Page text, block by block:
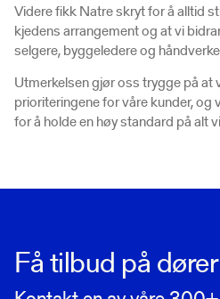
Videre fikk Natre skryt for å alltid
kjedens arrangement og at vi
selgere, byggeledere og
Utmerkelsen gjør oss trygge på at
prioriteringene for våre kunder,
for å holde en høy standard på alt
Få tilbud på